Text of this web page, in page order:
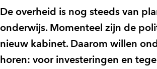
De overheid is nog steeds van
onderwijs. Momenteel zijn de
nieuw kabinet. Daarom willen
horen: voor investeringen en